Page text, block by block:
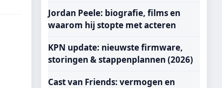
Jordan Peele: biografie, films en
waarom hij stopte met acteren
KPN update: nieuwste firmware,
storingen & stappenplannen (2026)
Cast van Friends: vermogen en